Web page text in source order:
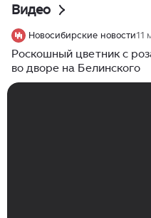
Видео
Новосибирские новости11
Роскошный цветник с
во дворе на Белинского